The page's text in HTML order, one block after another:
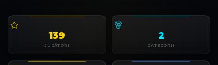
139
JUCĂTORI
2
CATEGORII